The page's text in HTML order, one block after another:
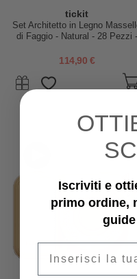
tickit
Set Architetto in Legno
di Faggio - Natural - 28 Pezzi -
114,90 €
Iscriviti e
primo ordine,